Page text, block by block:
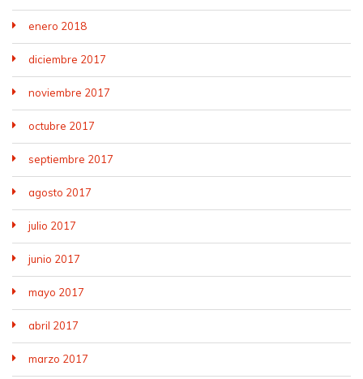
enero 2018
diciembre 2017
noviembre 2017
octubre 2017
septiembre 2017
agosto 2017
julio 2017
junio 2017
mayo 2017
abril 2017
marzo 2017